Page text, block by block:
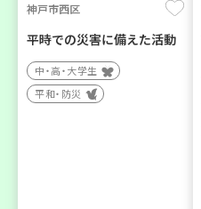
神戸市西区
平時での災害に備えた活動
中・高・大学生
平和・防災